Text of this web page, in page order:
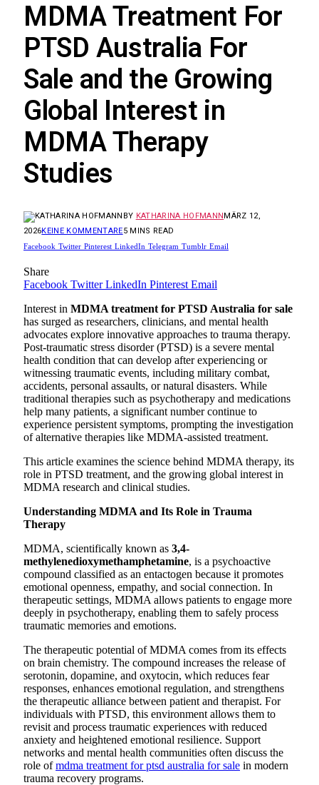
MDMA Treatment For
PTSD Australia For
Sale and the Growing
Global Interest in
MDMA Therapy
Studies
BY KATHARINA HOFMANNMÄRZ 12,
2026KEINE KOMMENTARE5 MINS READ
Facebook Twitter Pinterest LinkedIn Telegram Tumblr Email
Share
Facebook Twitter LinkedIn Pinterest Email
Interest in MDMA treatment for PTSD Australia for sale
has surged as researchers, clinicians, and mental health
advocates explore innovative approaches to trauma therapy.
Post-traumatic stress disorder (PTSD) is a severe mental
health condition that can develop after experiencing or
witnessing traumatic events, including military combat,
accidents, personal assaults, or natural disasters. While
traditional therapies such as psychotherapy and medications
help many patients, a significant number continue to
experience persistent symptoms, prompting the investigation
of alternative therapies like MDMA-assisted treatment.
This article examines the science behind MDMA therapy, its
role in PTSD treatment, and the growing global interest in
MDMA research and clinical studies.
Understanding MDMA and Its Role in Trauma
Therapy
MDMA, scientifically known as 3,4-
methylenedioxymethamphetamine, is a psychoactive
compound classified as an entactogen because it promotes
emotional openness, empathy, and social connection. In
therapeutic settings, MDMA allows patients to engage more
deeply in psychotherapy, enabling them to safely process
traumatic memories and emotions.
The therapeutic potential of MDMA comes from its effects
on brain chemistry. The compound increases the release of
serotonin, dopamine, and oxytocin, which reduces fear
responses, enhances emotional regulation, and strengthens
the therapeutic alliance between patient and therapist. For
individuals with PTSD, this environment allows them to
revisit and process traumatic experiences with reduced
anxiety and heightened emotional resilience. Support
networks and mental health communities often discuss the
role ofmdma treatment for ptsd australia for sale in modern
trauma recovery programs.